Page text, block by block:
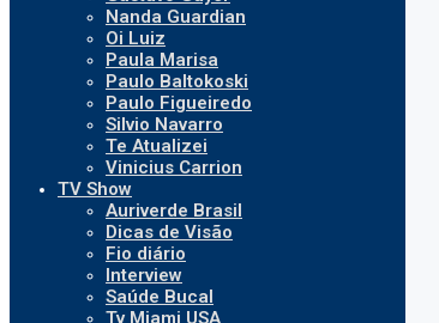
Nanda Guardian
Oi Luiz
Paula Marisa
Paulo Baltokoski
Paulo Figueiredo
Silvio Navarro
Te Atualizei
Vinicius Carrion
TV Show
Auriverde Brasil
Dicas de Visão
Fio diário
Interview
Saúde Bucal
Tv Miami USA